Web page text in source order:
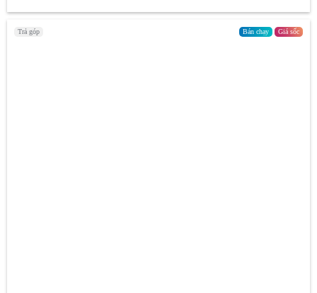
Bán chạy Giá sốc
Trả góp